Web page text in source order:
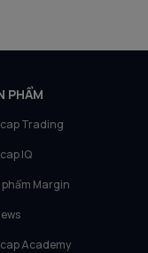
PHẨM
Trading
IQ
phẩm Margin
Academy